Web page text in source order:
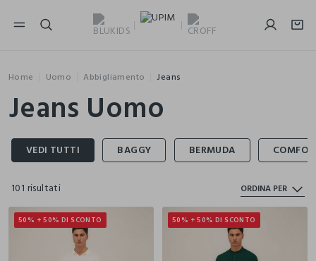
NAVIGATION.ARIA.GOTOMAINCONTENT
Home Uomo Abbigliamento Jeans
Jeans Uomo
101 risultati ORDINA PER
50% + 50% DI SCONTO 50% + 50% DI SCONTO